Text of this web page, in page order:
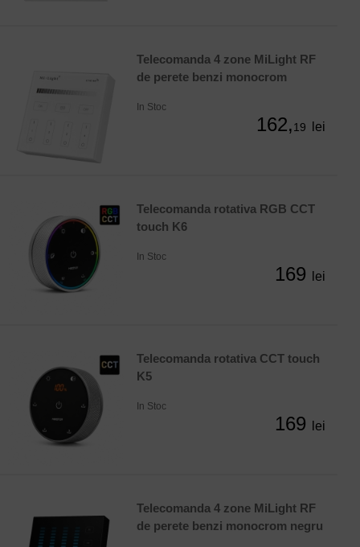
Telecomanda 4 zone MiLight RF
de perete benzi monocrom
In Stoc
162,19 lei
Telecomanda rotativa RGB CCT
touch K6
In Stoc
169 lei
Telecomanda rotativa CCT touch
K5
In Stoc
169 lei
Telecomanda 4 zone MiLight RF
de perete benzi monocrom negru